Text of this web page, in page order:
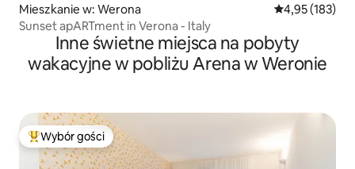
Mieszkanie w: Werona Średnia
4,95 (183)
Sunset apARTment in Verona - Italy
Inne świetne miejsca na pobyty
wakacyjne w pobliżu Arena w Weronie
Najpopularniejsze z kategorii Wybór gości
Wybór gości